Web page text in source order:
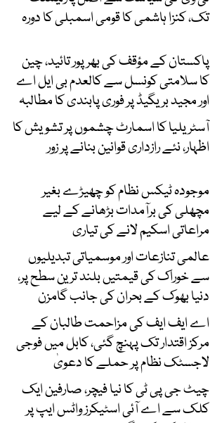
تک، کنزا ہاشمی کا قومی اسمبلی کا دورہ
پاکستان کے مؤقف کی بھرپور تائید، چین
کا سلامتی کونسل سے کالعدم بی ایل اے
اور مجید بریگیڈ پر فوری پابندی کا مطالبہ
آسٹریلیا کا اسمارٹ چشموں پر تشویش کا
اظہار، نئے رازداری قوانین بنانے پر زور
موجودہ ٹیکس نظام کو چھیڑے بغیر
مچھلی کی برآمدات بڑھانے کے لیے
مراعاتی اسکیم لانے کی تیاری
عالمی تنازعات اور موسمیاتی تبدیلیوں
سے خوراک کی قیمتیں بلند ترین سطح پر،
دنیا بھوک کے بحران کی جانب گامزن
اے ایف ایف کی مزاحمت طالبان کے
مرکز اقتدار تک پہنچ گئی، کابل میں فوجی
لاجسٹک نظام پر حملے کا دعویٰ
چیٹ جی پی ٹی کا نیا فیچر، صارفین ایک
کلک سے اے آئی اسٹیکرز واٹس ایپ پر